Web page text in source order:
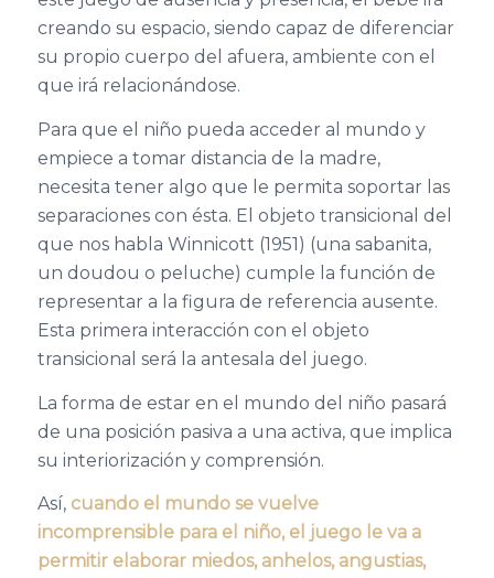
creando su espacio, siendo capaz de diferenciar
su propio cuerpo del afuera, ambiente con el
que irá relacionándose.
Para que el niño pueda acceder al mundo y
empiece a tomar distancia de la madre,
necesita tener algo que le permita soportar las
separaciones con ésta. El objeto transicional del
que nos habla Winnicott (1951) (una sabanita,
un doudou o peluche) cumple la función de
representar a la figura de referencia ausente.
Esta primera interacción con el objeto
transicional será la antesala del juego.
L a forma de estar en el mundo del niño pasará
de una posición pasiva a una activa, que implica
su interiorización y comprensión.
Así, cuando el mundo se vuelve
incomprensible para el niño, el juego le va a
permitir elaborar miedos, anhelos, angustias,